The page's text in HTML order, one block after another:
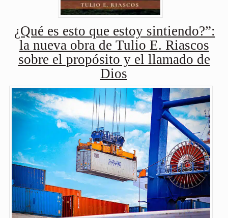
¿Qué es esto que estoy sintiendo?”:
la nueva obra de Tulio E. Riascos
sobre el propósito y el llamado de
Dios